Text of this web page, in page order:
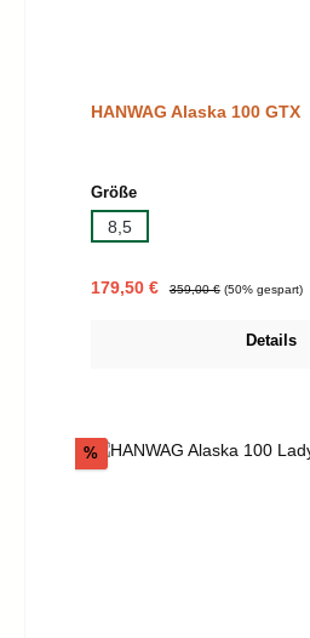
HANWAG Alaska 100 GTX
Größeauswählen
8,5
Verkaufspreis:
179,50 € Regulärer Preis:
359,00 € (50% gespart)
Details
%Rabatt